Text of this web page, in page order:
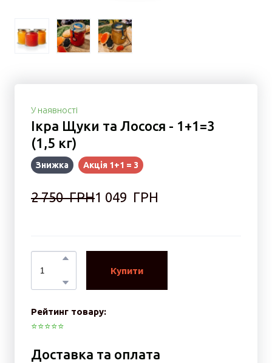
У наявності
Ікра Щуки та Лосося - 1+1=3
(1,5 кг)
Знижка Акція 1+1 = 3
2 750  ГРН1 049  ГРН
Купити
Рейтинг товару:
⭐️⭐️⭐️⭐️⭐️
Доставка та оплата